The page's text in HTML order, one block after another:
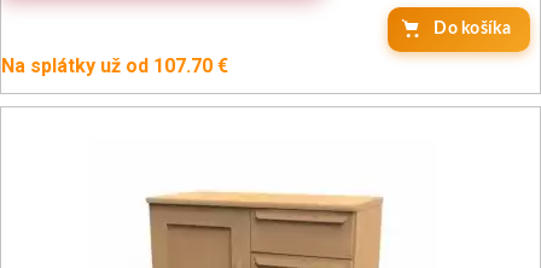
Na splátky už od 107.70 €